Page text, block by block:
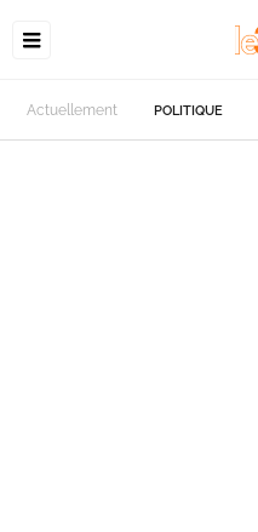
Actuellement POLITIQUE